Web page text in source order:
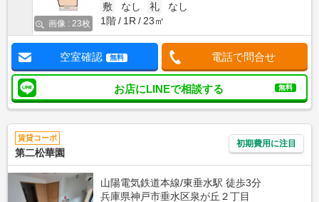
画像 : 23枚
敷 なし 礼
なし
1階
1R 23㎡
空室確認 無料 電話で問合せ
お店にLINEで相談する 無料
賃貸コーポ
第二松華園
初期費用に注目
山陽電気鉄道本線/東垂水駅 徒歩3分
兵庫県神戸市垂水区泉が丘２丁目